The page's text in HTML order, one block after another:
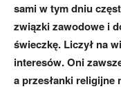
sami w tym dniu
związki zawodowe i
świeczkę. Liczył na
interesów. Oni
a przesłanki religijne